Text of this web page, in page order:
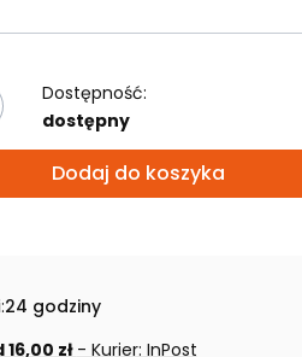
Dostępność:
dostępny
Dodaj do koszyka
24 godziny
16,00 zł - Kurier: InPost